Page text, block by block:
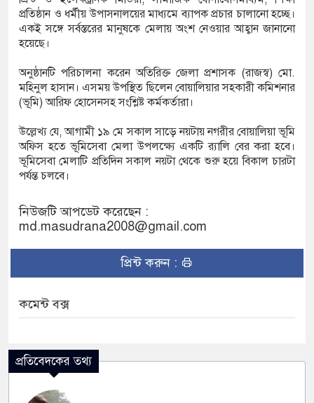
প্রতিষ্ঠান ও ধর্মীয় উপাসনালয়ের মাধ্যমে ব্যাপক প্রচার চালানো হচ্ছে।
একই সঙ্গে সর্বস্তরের মানুষকে মেলায় অংশ নেওয়ার আহ্বান জানানো
হয়েছে।
অনুষ্ঠানটি পরিচালনা করেন অতিরিক্ত জেলা প্রশাসক (রাজস্ব) মো.
মহিনুল হাসান। এসময় উপস্থিত ছিলেন বোয়ালিয়ার সহকারী কমিশনার
(ভূমি) আরিফ হোসেনসহ সংশ্লিষ্ট কর্মকর্তারা।
উল্লেখ্য যে, আগামী ১৯ মে সকাল সাড়ে নয়টায় নগরীর বোয়ালিয়া ভূমি
অফিস হতে ভূমিসেবা মেলা উপলক্ষ্যে একটি র‌্যালি বের করা হবে।
ভূমিসেবা মেলাটি প্রতিদিন সকাল নয়টা থেকে শুরু হয়ে বিকাল চারটা
পর্যন্ত চলবে।
নিউজটি আপডেট করেছেন :
md.masudrana2008@gmail.com
প্রিন্ট করুন :
কমেন্ট বক্স
প্রতিবেদকের তথ্য